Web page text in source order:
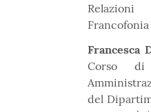
Francesca
Corso
del